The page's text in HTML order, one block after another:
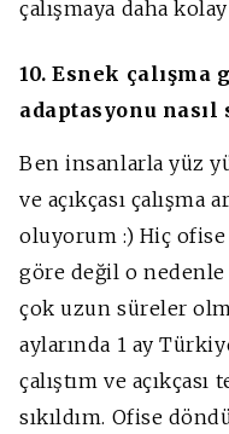
çalışmaya daha
10. Esnek
adaptasyonu nasıl
Ben insanlarla yüz
ve açıkçası çalışma
oluyorum :) Hiç
göre değil o nedenle
çok uzun süreler
aylarında 1 ay
çalıştım ve
sıkıldım. Ofise